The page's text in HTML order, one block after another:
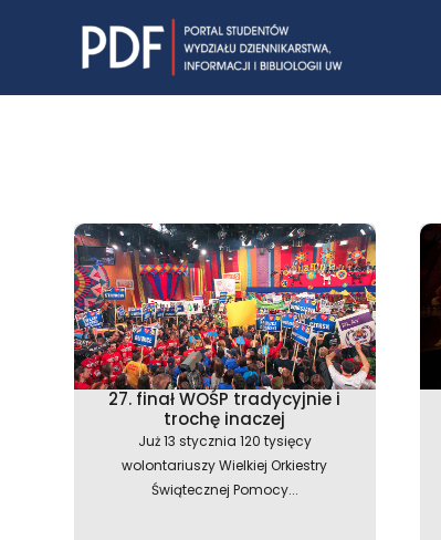
27. finał WOŚP tradycyjnie i
trochę inaczej
Już 13 stycznia 120 tysięcy
wolontariuszy Wielkiej Orkiestry
Świątecznej Pomocy...